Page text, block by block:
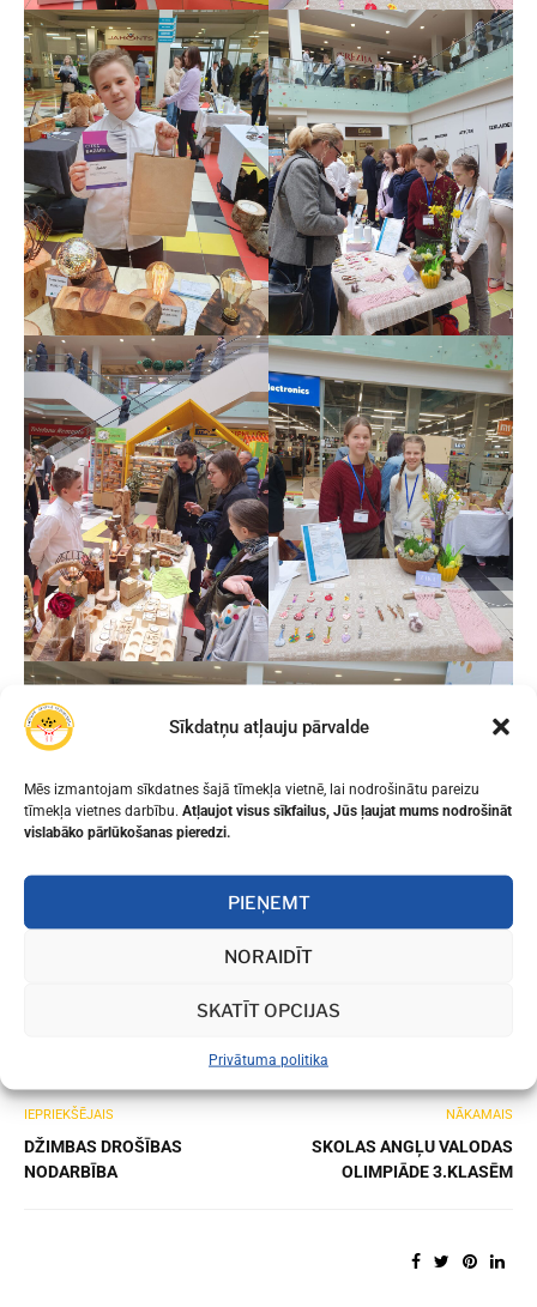
Sīkdatņu atļauju pārvalde
Mēs izmantojam sīkdatnes šajā tīmekļa vietnē, lai nodrošinātu pareizu
tīmekļa vietnes darbību. Atļaujot visus sīkfailus, Jūs ļaujat mums nodrošināt
vislabāko pārlūkošanas pieredzi.
PIEŅEMT
NORAIDĪT
SKATĪT OPCIJAS
Privātuma politika
IEPRIEKŠĒJAIS
DŽIMBAS DROŠĪBAS
NODARBĪBA
NĀKAMAIS
SKOLAS ANGĻU VALODAS
OLIMPIĀDE 3.KLASĒM